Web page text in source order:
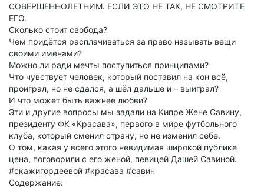
СОВЕРШЕННОЛЕТНИМ. ЕСЛИ ЭТО НЕ ТАК, НЕ СМОТРИТЕ
ЕГО.
Сколько стоит свобода?
Чем придётся расплачиваться за право называть вещи
своими именами?
Можно ли ради мечты поступиться принципами?
Что чувствует человек, который поставил на кон всё,
проиграл, но не сдался, а шёл дальше и – выиграл?
И что может быть важнее любви?
Эти и другие вопросы мы задали на Кипре Жене Савину,
президенту ФК «Красава», первого в мире футбольного
клуба, который сменил страну, но не изменил себе.
О том, какая у всего этого невидимая широкой публике
цена, поговорили с его женой, певицей Дашей Савиной.
#скажигордеевой #красава #савин
Содержание: